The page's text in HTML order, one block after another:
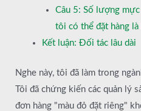
Câu 5: Số lượng
tôi có thể đặt hàng là
Kết luận: Đối tác lâu dài
Nghe này, tôi đã làm trong
Tôi đã chứng kiến các quản lý
đơn hàng "màu đỏ đặt riêng"